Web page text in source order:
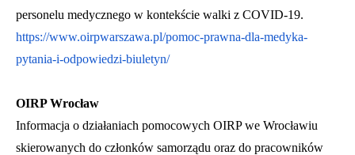
personelu medycznego w kontekście walki z COVID-19.
https://www.oirpwarszawa.pl/pomoc-prawna-dla-medyka-
pytania-i-odpowiedzi-biuletyn/
OIRP Wrocław
Informacja o działaniach pomocowych OIRP we Wrocławiu
skierowanych do członków samorządu oraz do pracowników